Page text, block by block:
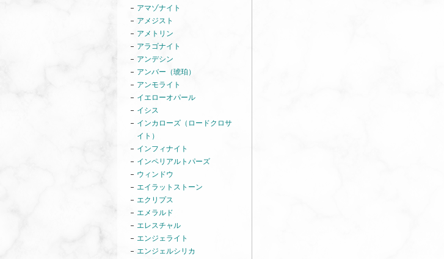
アマゾナイト
アメジスト
アメトリン
アラゴナイト
アンデシン
アンバー（琥珀）
アンモライト
イエローオパール
イシス
インカローズ（ロードクロサ
イト）
インフィナイト
インペリアルトパーズ
ウィンドウ
エイラットストーン
エクリプス
エメラルド
エレスチャル
エンジェライト
エンジェルシリカ